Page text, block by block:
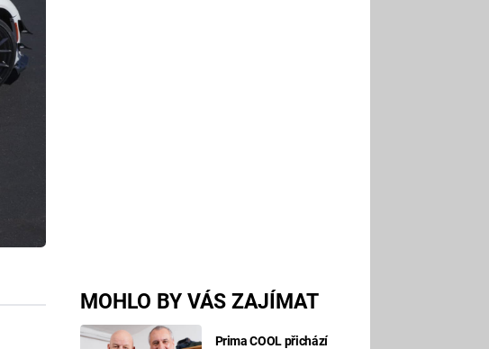
MOHLO BY VÁS ZAJÍMAT
Prima COOL přichází